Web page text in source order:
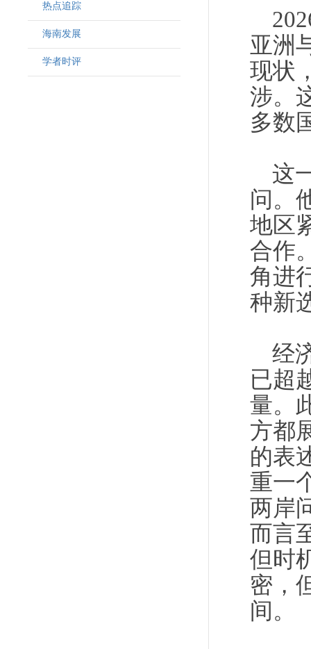
热点追踪
海南发展
学者时评
亚洲
现状
涉。
多数
这
问。
地区
合作
角进
种新
经
已超
量。
方都
的表
重一
两岸
而言
但时
密，
间。